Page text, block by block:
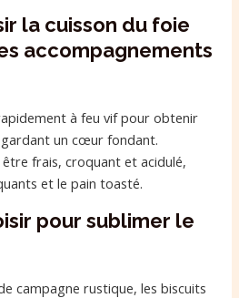
la cuisson du foie
accompagnements
à feu vif pour obtenir
un cœur fondant.
frais, croquant et acidulé,
et le pain toasté.
pour sublimer le
campagne rustique, les biscuits